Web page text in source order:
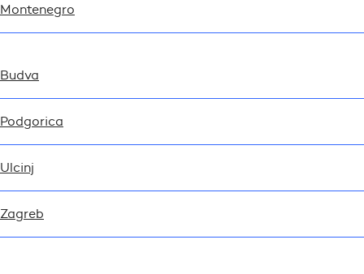
Montenegro
Budva
Podgorica
Ulcinj
Zagreb